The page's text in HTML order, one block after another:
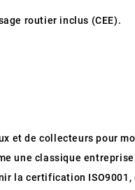
routier inclus (CEE).
et de collecteurs pour
une classique
la certification